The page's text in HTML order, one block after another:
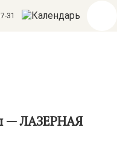
31
— ЛАЗЕРНАЯ